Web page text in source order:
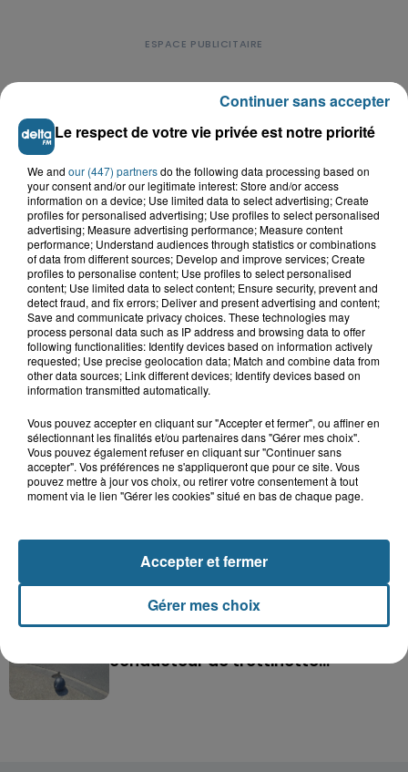
LE TOP DE L'ACTU
la digue du Braek
Hazebrouck : victime d'un accident,
Lucas s'en est allé brutalement...
Disparition inquiétante à Cappelle-
la-Grande : Michael, 41 ans...
conducteur de trottinette...
Le respect de votre vie privée est notre priorité
We and our (447) partnersdo the following data processing based on
your consent and/or our legitimate interest: Store and/or access
information on a device; Use limited data to select advertising; Create
profiles for personalised advertising; Use profiles to select personalised
advertising; Measure advertising performance; Measure content
performance; Understand audiences through statistics or combinations
of data from different sources; Develop and improve services; Create
profiles to personalise content; Use profiles to select personalised
content; Use limited data to select content; Ensure security, prevent and
detect fraud, and fix errors; Deliver and present advertising and content;
Save and communicate privacy choices. These technologies may
process personal data such as IP address and browsing data to offer
following functionalities: Identify devices based on information actively
requested; Use precise geolocation data; Match and combine data from
other data sources; Link different devices; Identify devices based on
information transmitted automatically.
Vous pouvez accepter en cliquant sur "Accepter et fermer", ou affiner en
sélectionnant les finalités et/ou partenaires dans "Gérer mes choix".
Vous pouvez également refuser en cliquant sur "Continuer sans
accepter". Vos préférences ne s'appliqueront que pour ce site. Vous
pouvez mettre à jour vos choix, ou retirer votre consentement à tout
moment via le lien "Gérer les cookies" situé en bas de chaque page.
Gérer mes choix
Accepter et fermer
Continuer sans accepter